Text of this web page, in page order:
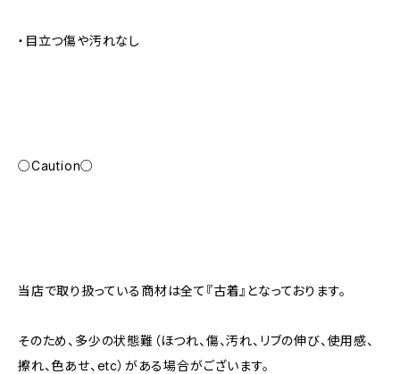
・目立つ傷や汚れなし
○Caution○
当店で取り扱っている商材は全て『古着』となっております。
そのため、多少の状態難（ほつれ、傷、汚れ、リブの伸び、使用感、
擦れ、色あせ、etc）がある場合がございます。